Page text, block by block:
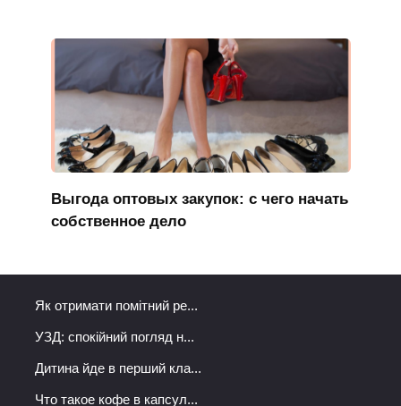
Выгода оптовых закупок: с чего начать
собственное дело
Як отримати помітний ре...
УЗД: спокійний погляд н...
Дитина йде в перший кла...
Что такое кофе в капсул...